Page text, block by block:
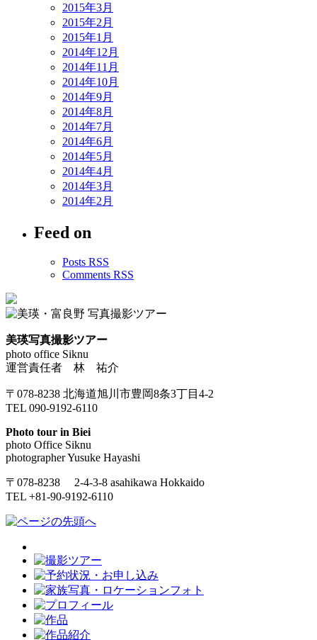
2015年3月
2015年2月
2015年1月
2014年12月
2014年11月
2014年10月
2014年9月
2014年8月
2014年7月
2014年6月
2014年5月
2014年4月
2014年3月
2014年2月
Feed on
Posts RSS
Comments RSS
美瑛写真撮影ツアー
photo office Siknu
運営責任者 林 祐介
〒078-8238 北海道旭川市豊岡8条3丁目4-2
TEL 090-9192-6110
Photo tour in Biei
photo Office Siknu
photographer Yusuke Hayashi
〒078-8238 2-4-3-8 asahikawa Hokkaido
TEL +81-90-9192-6110